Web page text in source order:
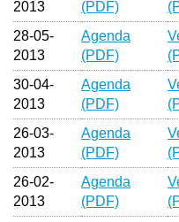
2013
(PDF)
28-05-
2013
Agenda
(PDF)
30-04-
2013
Agenda
(PDF)
26-03-
2013
Agenda
(PDF)
26-02-
2013
Agenda
(PDF)